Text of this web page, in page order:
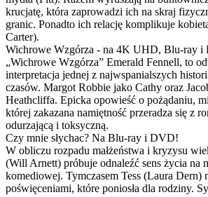
krucjatę, która zaprowadzi ich na skraj
granic. Ponadto ich relację komplikuje
Carter).
Wichrowe Wzgórza - na 4K UHD, Blu-ray i
„Wichrowe Wzgórza” Emerald Fennell, to
interpretacja jednej z najwspanialszych
czasów. Margot Robbie jako Cathy oraz
Heathcliffa. Epicka opowieść o pożądaniu,
której zakazana namiętność przeradza się z
odurzającą i toksyczną.
Czy mnie słychac? Na Blu-ray i DVD!
W obliczu rozpadu małżeństwa i kryzysu
(Will Arnett) próbuje odnaleźć sens życia na
komediowej. Tymczasem Tess (Laura Dern)
poświęceniami, które poniosła dla rodziny.